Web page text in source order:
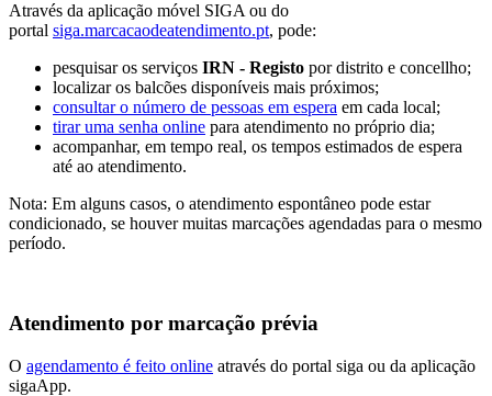
Através da aplicação móvel SIGA ou do
portal siga.marcacaodeatendimento.pt, pode:
pesquisar os serviços IRN - Registo por distrito e concellho;
localizar os balcões disponíveis mais próximos;
consultar o número de pessoas em espera em cada local;
tirar uma senha online para atendimento no próprio dia;
acompanhar, em tempo real, os tempos estimados de espera
até ao atendimento.
Nota: Em alguns casos, o atendimento espontâneo pode estar
condicionado, se houver muitas marcações agendadas para o mesmo
período.
Atendimento por marcação prévia
O agendamento é feito online através do portal siga ou da aplicação
sigaApp.